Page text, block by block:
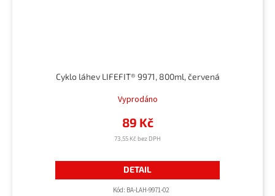
Cyklo láhev LIFEFIT® 9971, 800ml, červená
Vyprodáno
73,55 Kč bez DPH
89 Kč
DETAIL
Kód: BA-LAH-9971-02